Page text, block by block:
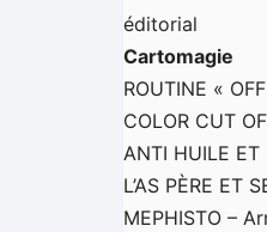
éditorial
Cartomagie
ROUTINE «
COLOR CUT
ANTI HUILE
L’AS PÈRE ET
MEPHISTO –